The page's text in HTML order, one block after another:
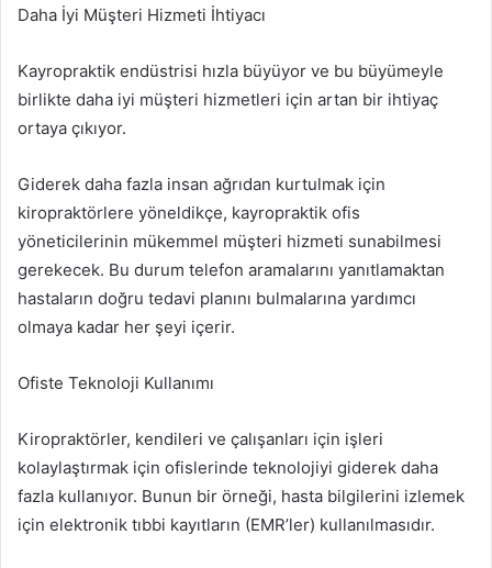
Daha İyi Müşteri Hizmeti İhtiyacı
Kayropraktik endüstrisi hızla büyüyor ve bu büyümeyle
birlikte daha iyi müşteri hizmetleri için artan bir ihtiyaç
ortaya çıkıyor.
Giderek daha fazla insan ağrıdan kurtulmak için
kiropraktörlere yöneldikçe, kayropraktik ofis
yöneticilerinin mükemmel müşteri hizmeti sunabilmesi
gerekecek. Bu durum telefon aramalarını yanıtlamaktan
hastaların doğru tedavi planını bulmalarına yardımcı
olmaya kadar her şeyi içerir.
Ofiste Teknoloji Kullanımı
Kiropraktörler, kendileri ve çalışanları için işleri
kolaylaştırmak için ofislerinde teknolojiyi giderek daha
fazla kullanıyor. Bunun bir örneği, hasta bilgilerini izlemek
için elektronik tıbbi kayıtların (EMR’ler) kullanılmasıdır.